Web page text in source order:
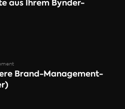
aus Ihrem Bynder-
Brand-Management-